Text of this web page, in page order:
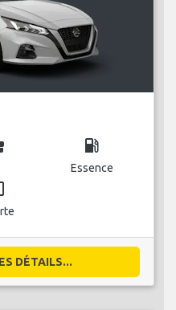
local_gas_station
Essence
DÉTAILS...